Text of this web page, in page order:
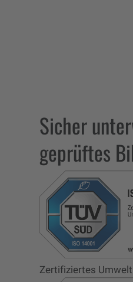
Sicher
geprüftes
Zertifiziertes